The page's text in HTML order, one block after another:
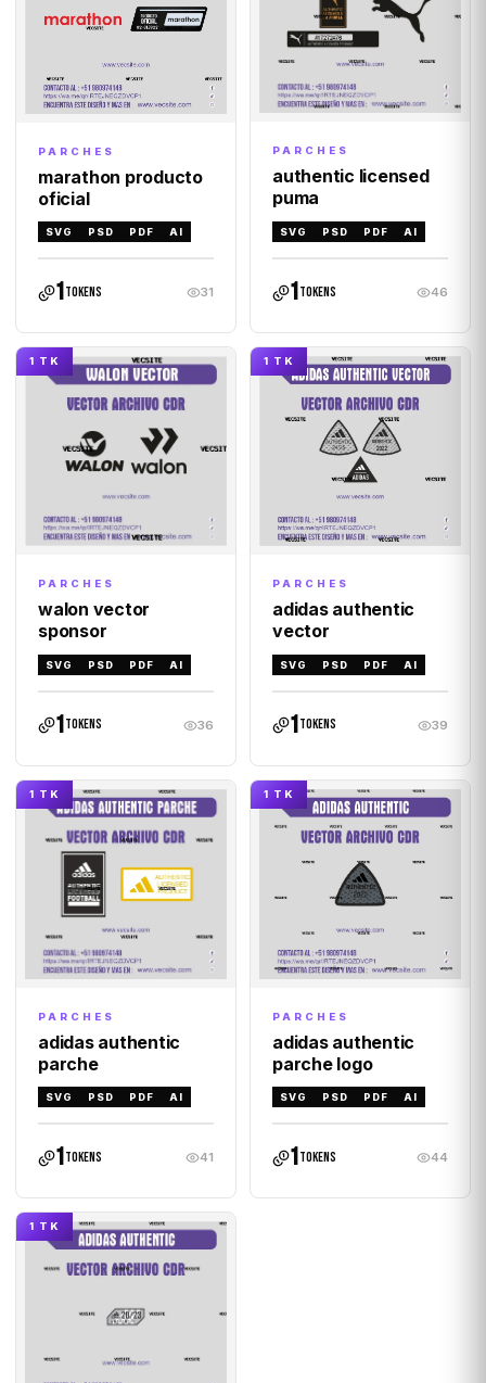
PARCHES
marathon producto
oficial
SVG PSD PDF AI
1tokens 31
PARCHES
authentic licensed
puma
SVG PSD PDF AI
1tokens 46
1 TK
PARCHES
walon vector
sponsor
SVG PSD PDF AI
1tokens 36
1 TK
PARCHES
adidas authentic
vector
SVG PSD PDF AI
1tokens 39
1 TK
PARCHES
adidas authentic
parche
SVG PSD PDF AI
1tokens 41
1 TK
PARCHES
adidas authentic
parche logo
SVG PSD PDF AI
1tokens 44
1 TK